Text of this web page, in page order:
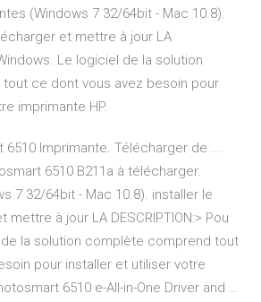
(Windows 7 32/64bit - Mac 10.8).
et mettre à jour LA
Le logiciel de la solution
ce dont vous avez besoin pour
imprimante HP.
6510 Imprimante. Télécharger de ...
6510 B211a à télécharger.
7 32/64bit - Mac 10.8). installer le
à jour LA DESCRIPTION:> Pou
la solution complète comprend tout
pour installer et utiliser votre
6510 e-All-in-One Driver and …